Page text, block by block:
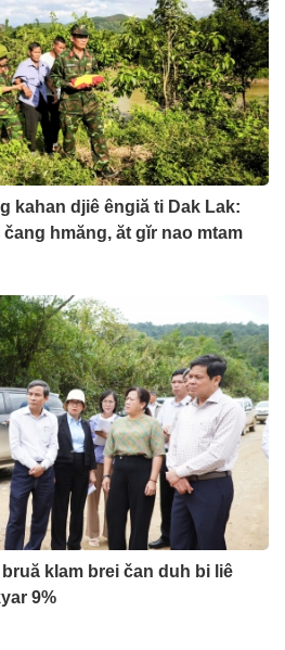
kahan djiê êngiă ti Dak Lak:
hmăng, ăt gĭr nao mtam
klam brei čan duh bi liê
9%